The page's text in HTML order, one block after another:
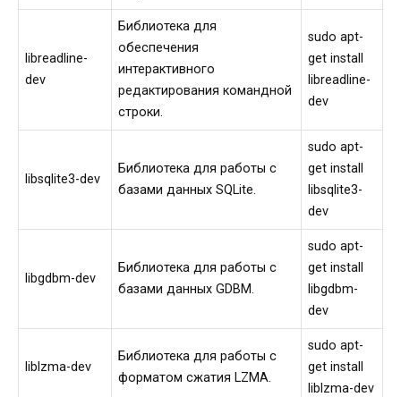
libreadline-
dev
Библиотека для
обеспечения
интерактивного
редактирования командной
строки.
sudo apt-
get install
libreadline-
dev
libsqlite3-dev
Библиотека для работы с
базами данных SQLite.
sudo apt-
get install
libsqlite3-
dev
libgdbm-dev
Библиотека для работы с
базами данных GDBM.
sudo apt-
get install
libgdbm-
dev
liblzma-dev
Библиотека для работы с
форматом сжатия LZMA.
sudo apt-
get install
liblzma-dev